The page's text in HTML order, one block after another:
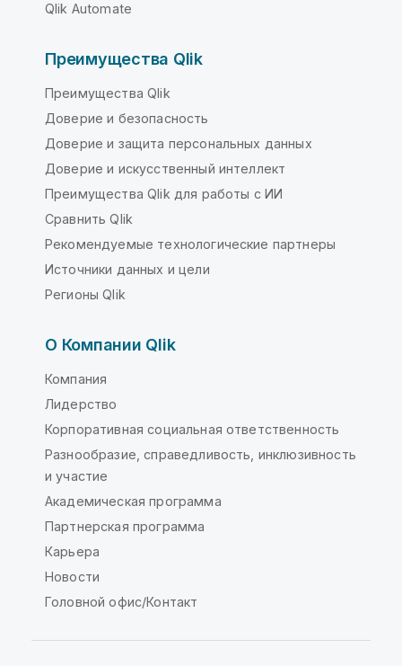
Qlik Automate
Преимущества Qlik
Преимущества Qlik
Доверие и безопасность
Доверие и защита персональных данных
Доверие и искусственный интеллект
Преимущества Qlik для работы с ИИ
Сравнить Qlik
Рекомендуемые технологические партнеры
Источники данных и цели
Регионы Qlik
О Компании Qlik
Компания
Лидерство
Корпоративная социальная ответственность
Разнообразие, справедливость, инклюзивность
и участие
Академическая программа
Партнерская программа
Карьера
Новости
Головной офис/Контакт